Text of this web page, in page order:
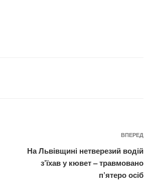
ВПЕРЕД
На Львівщині нетверезий водій
з’їхав у кювет – травмовано
п’ятеро осіб